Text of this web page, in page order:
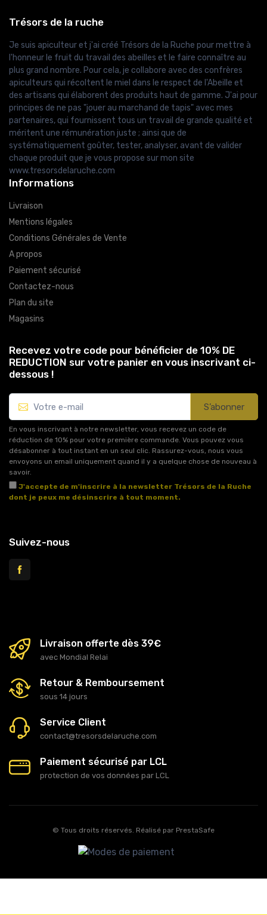
Trésors de la ruche
Je suis apiculteur et j'ai créé Trésors de la Ruche pour mettre à
l'honneur le fruit du travail des abeilles et le faire connaître au
plus grand nombre. Pour cela, je collabore avec des confrères
apiculteurs qui récoltent le miel dans le respect de l'Abeille et
des artisans qui élaborent des produits haut de gamme. J'ai pour
principes de ne pas "jouer au marchand de tapis" avec mes
partenaires, qui fournissent tous un travail de grande qualité et
méritent une rémunération juste ; ainsi que de
systématiquement goûter, tester, analyser, avant de valider
chaque produit que je vous propose sur mon site
www.tresorsdelaruche.com
Informations
Livraison
Mentions légales
Conditions Générales de Vente
A propos
Paiement sécurisé
Contactez-nous
Plan du site
Magasins
Recevez votre code pour bénéficier de 10% DE
REDUCTION sur votre panier en vous inscrivant ci-
dessous !
S’abonner
En vous inscrivant à notre newsletter, vous recevez un code de
réduction de 10% pour votre première commande. Vous pouvez vous
désabonner à tout instant en un seul clic. Rassurez-vous, nous vous
envoyons un email uniquement quand il y a quelque chose de nouveau à
savoir.
J'accepte de m'inscrire à la newsletter Trésors de la Ruche
dont je peux me désinscrire à tout moment.
Suivez-nous
Livraison offerte dès 39€
avec Mondial Relai
Retour & Remboursement
sous 14 jours
Service Client
contact@tresorsdelaruche.com
Paiement sécurisé par LCL
protection de vos données par LCL
© Tous droits réservés. Réalisé par PrestaSafe